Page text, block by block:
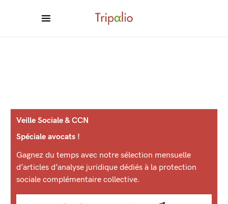
Veille Sociale & CCN
Spéciale avocats !
Gagnez du temps avec notre sélection mensuelle
d’articles d’analyse juridique dédiés à la protection
sociale complémentaire collective.